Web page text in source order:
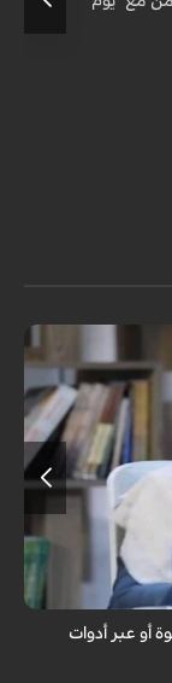
توجد حرب أهلية في
هو مواجهة
أو عبر أدوات